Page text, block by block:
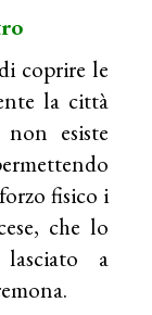
coprire le
la città
esiste
fisico i
che lo
a